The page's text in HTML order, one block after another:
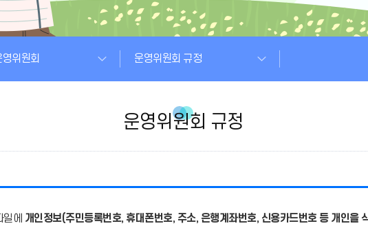
위원회 운영위원회 규정
운영위원회 규정
에 개인정보(주민등록번호, 휴대폰번호, 주소, 은행계좌번호, 신용카드번호 등 개인을